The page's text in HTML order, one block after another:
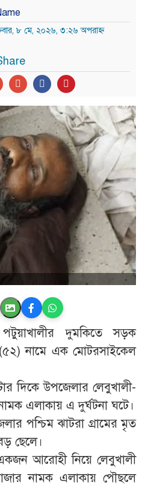
৮ মে, ২০২৬, ৩:২৬ অপরাহ্ণ
পটুয়াখালীর দুমকিতে সড়ক
নামে এক মোটরসাইকেল
দিকে উপজেলার লেবুখালী-
এলাকায় এ দুর্ঘটনা ঘটে।
পশ্চিম ঝাটরা গ্রামের মৃত
ছেলে।
আরোহী নিয়ে লেবুখালী
নামক এলাকায় পৌছলে